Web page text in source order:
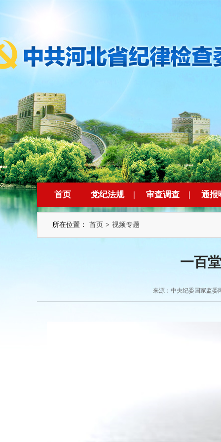
首页 党纪法规 | 审查调查 | 通报
所在位置： 首页 > 视频专题
一百
来源：中央纪委国家监